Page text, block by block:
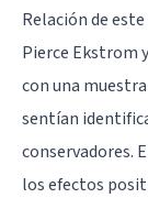
Relación de
Pierce Ekstrom
con una
sentían
conservadores.
los efectos